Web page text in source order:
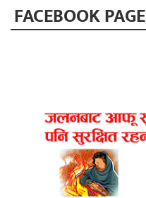
FACEBOOK PAGE